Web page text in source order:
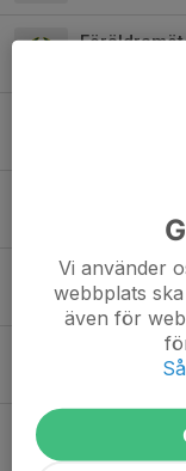
22 feb 2024
22 nov 2023
Info
4 aug 2023
Vi använder
webbplats
även för